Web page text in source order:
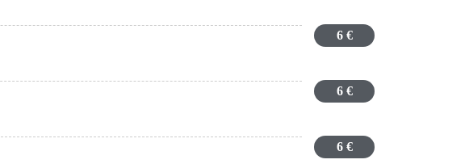
6 €
6 €
6 €